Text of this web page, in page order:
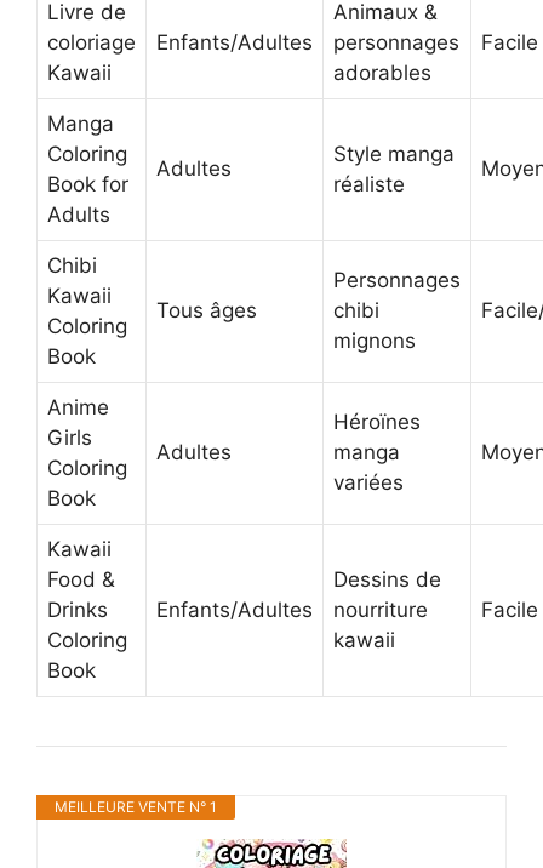
Livre de
coloriage
Kawaii
Enfants/Adultes
Animaux &
personnages
adorables
Facile
Manga
Coloring
Book for
Adults
Adultes
Style manga
réaliste
Chibi
Kawaii
Coloring
Book
Tous âges
Personnages
chibi
mignons
Anime
Girls
Coloring
Book
Adultes
Héroïnes
manga
variées
Kawaii
Food &
Drinks
Coloring
Book
Enfants/Adultes
Dessins de
nourriture
kawaii
Facile
MEILLEURE VENTE N° 1